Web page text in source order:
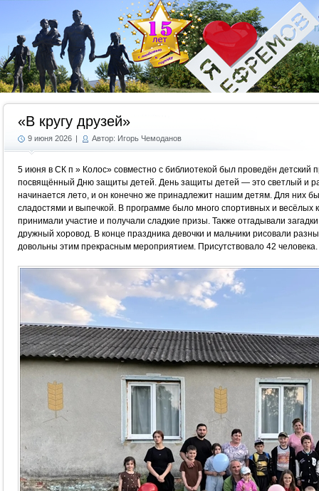
«В кругу друзей»
9 июня 2026 | Автор: Игорь Чемоданов
5 июня в СК п » Колос» совместно с библиотекой был проведён детский
посвящённый Дню защиты детей. День защиты детей — это светлый и
начинается лето, и он конечно же принадлежит нашим детям. Для них
сладостями и выпечкой. В программе было много спортивных и весёлых
принимали участие и получали сладкие призы. Также отгадывали
дружный хоровод. В конце праздника девочки и мальчики рисовали
довольны этим прекрасным мероприятием. Присутствовало 42 человека.